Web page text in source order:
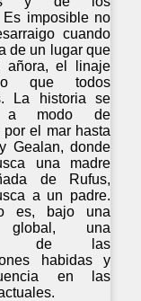
Es imposible no
cuando
de un lugar que
añora, el linaje
que todos
La historia se
a modo de
por el mar hasta
Gealan, donde
una madre
de Rufus,
a un padre.
es, bajo una
global, una
de las
habidas y
en las